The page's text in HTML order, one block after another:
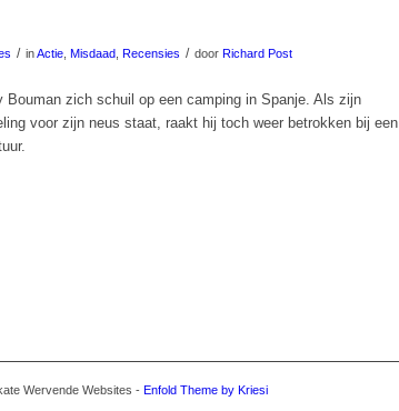
/ inActie, Misdaad, Recensies / door Richard Post
Bouman zich schuil op een camping in Spanje. Als zijn
voor zijn neus staat, raakt hij toch weer betrokken bij een
Wervende Websites - Enfold Theme by Kriesi